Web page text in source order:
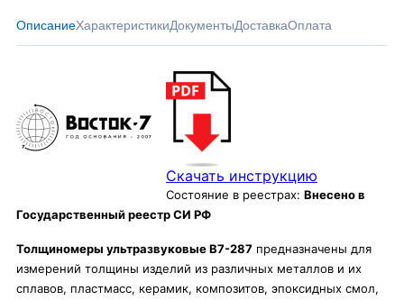
ОписаниеХарактеристикиДокументыДоставкаОплата
Скачать инструкцию
Состояние в реестрах: Внесено в
Государственный реестр СИ РФ
Толщиномеры ультразвуковые В7-287 предназначены для
измерений толщины изделий из различных металлов и их
сплавов, пластмасс, керамик, композитов, эпоксидных смол,